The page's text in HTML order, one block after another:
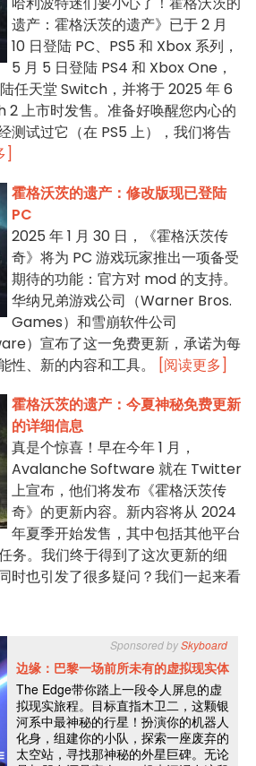
遗产：霍格沃茨的遗产》已于 2 月
10 日登陆 PC、PS5 和 Xbox 系列，
5 月 5 日登陆 PS4 和 Xbox One，
陆任天堂 Switch，并将于 2025 年 6
2 上市时发售。准备好唤醒您内心的
测试过它（在 PS5 上），我们将告
]
霍格沃茨的遗产：修改版现已登陆
PC
2025 年 1 月 30 日，《霍格沃茨传
奇》将为 PC 游戏玩家推出一项备受
期待的功能：官方对 mod 的支持。
华纳兄弟游戏公司（Warner Bros.
Games）和雪崩软件公司
）宣布了这一免费更新，承诺为每
性、新的内容和工具。
[阅读更多]
霍格沃茨的遗产：今夏神秘免费更新
的详细信息
真是个惊喜！早在今年 1 月，
Avalanche Software 就在 Twitter
上宣布，他们将发布《霍格沃茨传
奇》的更新内容。新内容将从 2024
年夏季开始发售，其中包括其他平台
务。我们终于得到了这次更新的细
时也引发了很多疑问？我们一起来看